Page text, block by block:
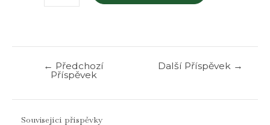
b
a
7
5
:
6
3
o
e
Navigace
← Předchozí
Příspěvek
Další Příspěvek →
Související příspěvky